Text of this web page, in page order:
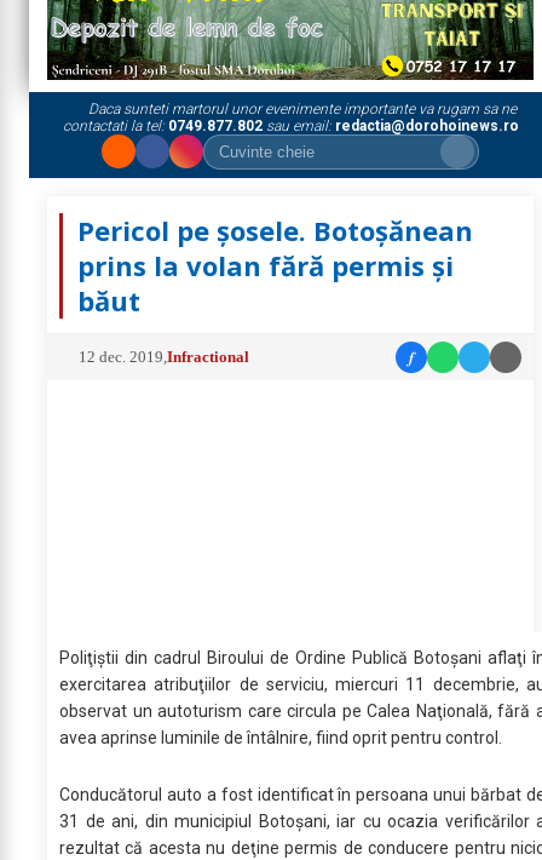
Daca sunteti martorul unor evenimente importante va rugam sa ne
contactati la tel: 0749.877.802sau email: redactia@dorohoinews.ro
Pericol pe șosele. Botoșănean
prins la volan fără permis și
băut
12 dec. 2019 ,Infractional f
Poliţiştii din cadrul Biroului de Ordine Publică Botoşani aflaţi
exercitarea atribuţiilor de serviciu, miercuri 11 decembrie,
observat un autoturism care circula pe Calea Naţională, fără
avea aprinse luminile de întâlnire, fiind oprit pentru control.
Conducătorul auto a fost identificat în persoana unui bărbat
31 de ani, din municipiul Botoşani, iar cu ocazia verificărilor
rezultat că acesta nu deţine permis de conducere pentru